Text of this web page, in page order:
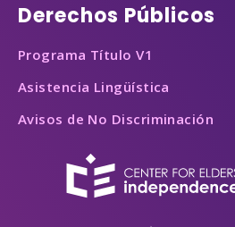
Derechos Públicos
Programa Título V1
Asistencia Lingüística
Avisos de No Discriminación